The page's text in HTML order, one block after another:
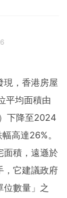
，為BF這嶄
現，香港房屋
平均面積由
下降至2024
高達26%。
面積，遠遜於
，它建議政府
位數量」之